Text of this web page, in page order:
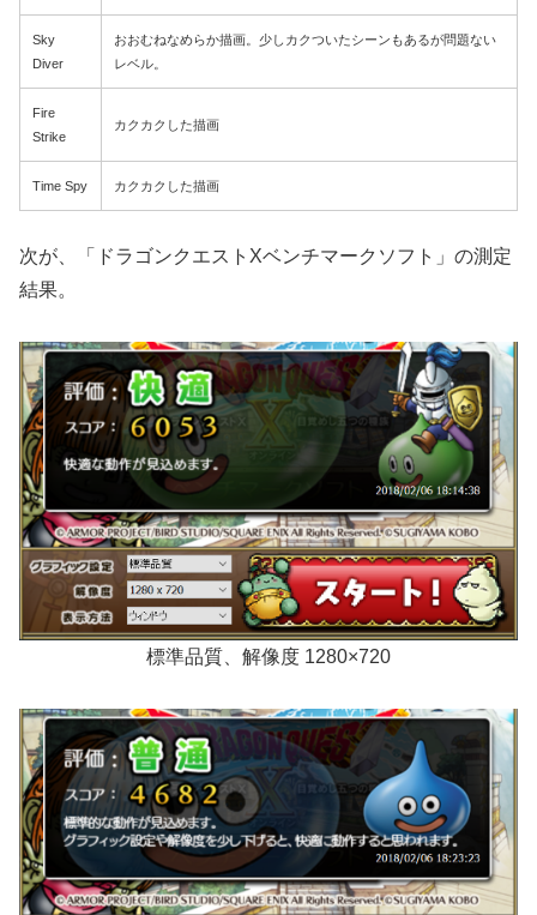
Sky
Diver
おおむねなめらか描画。少しカクついたシーンもあるが問題ない
レベル。
Fire
Strike
カクカクした描画
Time Spy カクカクした描画
次が、「ドラゴンクエストXベンチマークソフト」の測定
結果。
標準品質、解像度 1280×720